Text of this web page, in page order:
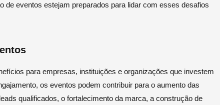
de eventos estejam preparados para lidar com esses desafios
para empresas, instituições e organizações que investem
os eventos podem contribuir para o aumento das
qualificados, o fortalecimento da marca, a construção de